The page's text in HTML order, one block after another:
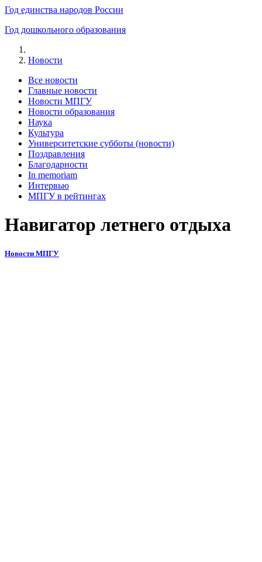
Год единства народов России
Год дошкольного образования
Новости
Все новости
Главные новости
Новости МПГУ
Новости образования
Наука
Культура
Университетские субботы (новости)
Поздравления
Благодарности
In memoriam
Интервью
МПГУ в рейтингах
Навигатор летнего отдыха
Новости МПГУ